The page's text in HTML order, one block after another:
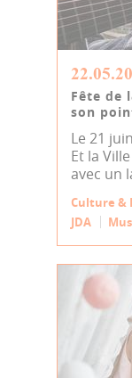
Fête de
son
Le 21
Et la
avec un
Culture &
JDA